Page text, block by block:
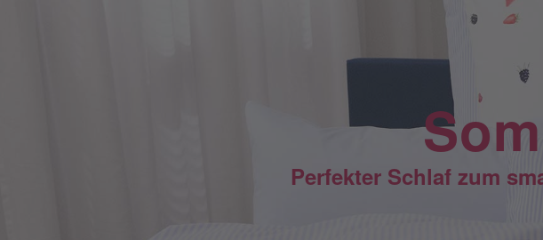
Perfekter Schlaf zum